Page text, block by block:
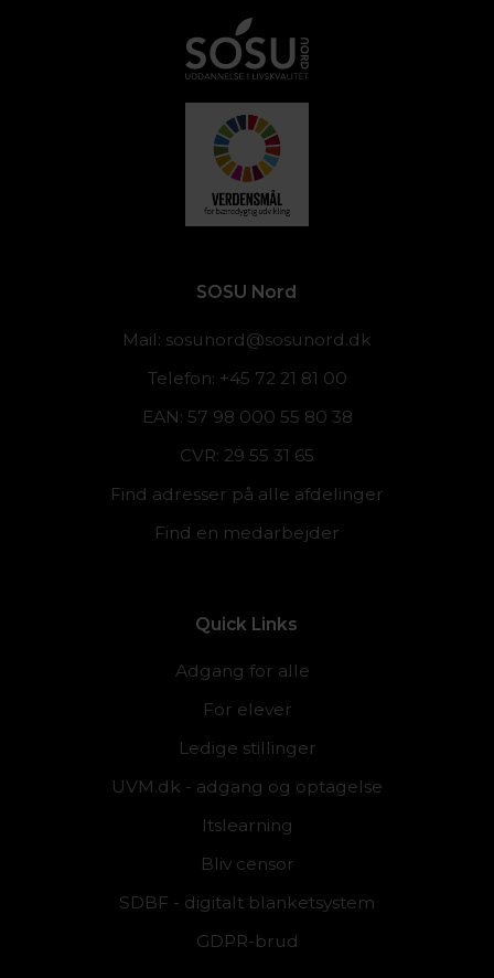
SOSU Nord
Mail: sosunord@sosunord.dk
Telefon: +45 72 21 81 00
EAN: 57 98 000 55 80 38
CVR: 29 55 31 65
Find adresser på alle afdelinger
Find en medarbejder
Quick Links
Adgang for alle
For elever
Ledige stillinger
UVM.dk - adgang og optagelse
Itslearning
Bliv censor
SDBF - digitalt blanketsystem
GDPR-brud